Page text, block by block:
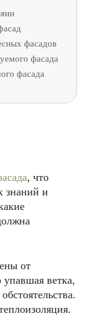
фасадов
фасада
фасада
, что
знаний и
от
ветка,